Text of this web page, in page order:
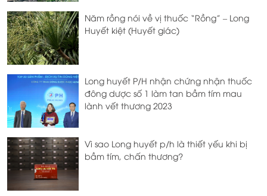
Năm rồng nói về vị thuốc “Rồng” – Long
Huyết kiệt (Huyết giác)
Long huyết P/H nhận chứng nhận thuốc
đông dược số 1 làm tan bầm tím mau
lành vết thương 2023
Vì sao Long huyết p/h là thiết yếu khi bị
bầm tím, chấn thương?